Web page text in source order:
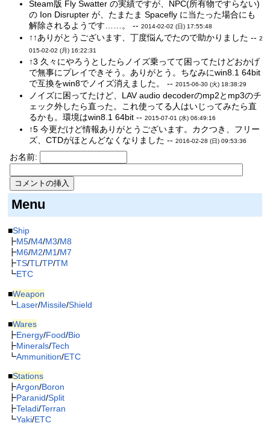
Steam版 Fly Swatter の実績ですが、NPC(所有物ですらない)
の Ion Disrupter が、たまたま Spacefly に当たった場合にも
解除されるようです……。 --2014-02-02 (日) 17:55:48
↑↑ありがとうございます、丁度悩んでたので助かりました --2
015-02-02 (月) 16:22:31
↑3 久々にやろうとしたらノイズ乗ってて困ってたけどおかげ
で無事にプレイできそう。ありがとう。ちなみにwin8.1 64bit
で互換をwin8でノイズ消えました。 --2015-06-30 (火) 18:38:29
ノイズに困ってたけど、LAV audio decoderのmp2とmp3のチ
ェック外したら直った。これ使ってる人はいじってみたら直
るかも。環境はwin8.1 64bit --2015-07-01 (水) 06:49:16
↑5 今更だけど情報ありがとうございます。カクつき、フリー
ズ、CTDがほとんどなくなりました --2016-02-28 (日) 09:53:36
お名前:
Menu
■Ship
┣M5/M4/M3/M8
┣M6/M2/M1/M7
┣TS/TL/TP/TM
┗ETC
■Weapon
┗Laser/Missile/Shield
■Wares
┣Energy/Food/Bio
┣Minerals/Tech
┗Ammunition/ETC
■Stations
┣Argon/Boron
┣Paranid/Split
┣Teladi/Terran
┗Yaki/ETC